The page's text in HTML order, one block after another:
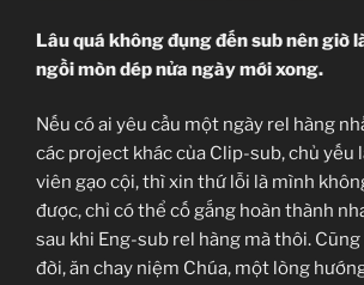
Lâu quá không đụng đến sub nên giờ
ngồi mòn dép nửa ngày mới xong.
Nếu có ai yêu cầu một ngày rel hàng
các project khác của Clip-sub, chủ yếu
viên gạo cội, thì xin thứ lỗi là mình
được, chỉ có thể cố gắng hoàn thành
sau khi Eng-sub rel hàng mà thôi.
đời, ăn chay niệm Chúa, một lòng